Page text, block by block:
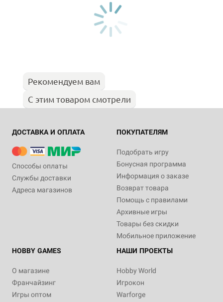
Рекомендуем вам
С этим товаром смотрели
ДОСТАВКА И ОПЛАТА
Способы оплаты
Службы доставки
Адреса магазинов
ПОКУПАТЕЛЯМ
Подобрать игру
Бонусная программа
Информация о заказе
Возврат товара
Помощь с правилами
Архивные игры
Товары без скидки
Мобильное приложение
HOBBY GAMES
О магазине
Франчайзинг
Игры оптом
НАШИ ПРОЕКТЫ
Hobby World
Игрокон
Warforge